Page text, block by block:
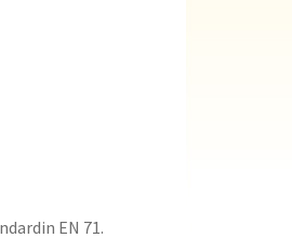
EN 71.